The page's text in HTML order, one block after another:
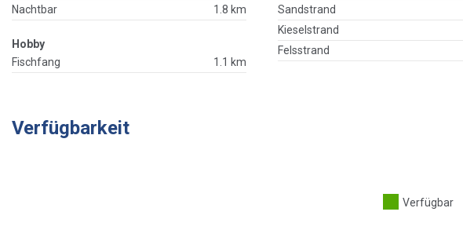
Nachtbar
1.8 km
Hobby
Fischfang
1.1 km
Sandstrand
Kieselstrand
Felsstrand
Verfügbarkeit
Verfügbar